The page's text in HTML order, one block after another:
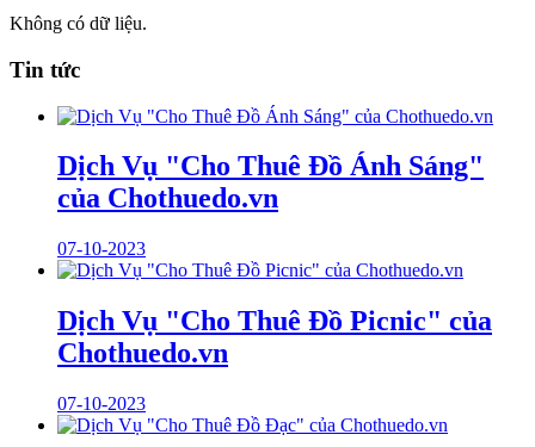
Không có dữ liệu.
Tin tức
Dịch Vụ "Cho Thuê Đồ Ánh Sáng"
của Chothuedo.vn
07-10-2023
Dịch Vụ "Cho Thuê Đồ Picnic" của
Chothuedo.vn
07-10-2023